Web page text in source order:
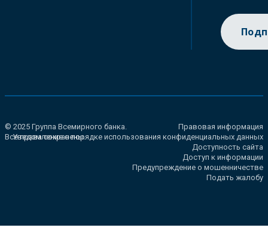
© 2025 Группа Всемирного банка.
Все права сохранены.
Правовая информация
Уведомление о порядке использования конфиденциальных данных
Доступность сайта
Доступ к информации
Предупреждение о мошенничестве
Подать жалобу